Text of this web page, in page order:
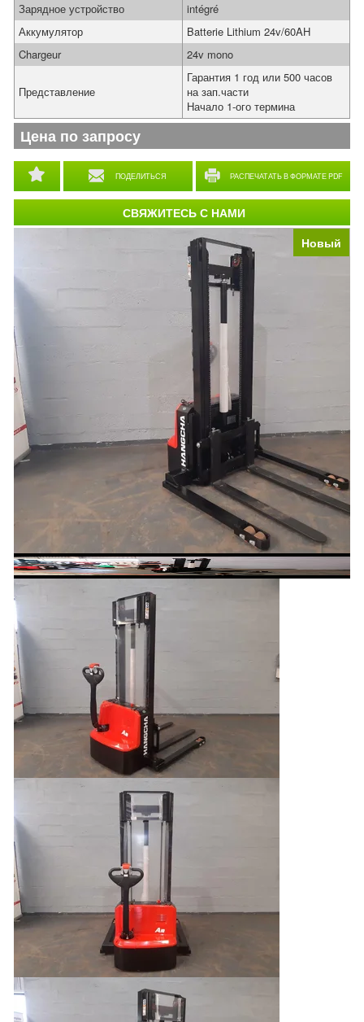
Новый
ПОДЕЛИТЬСЯ РАСПЕЧАТАТЬ В ФОРМАТЕ PDF
Зарядное устройство
intégré
Аккумулятор
Batterie Lithium 24v/60AH
Chargeur
24v mono
Представление
Гарантия 1 год или 500 часов
на зап.части
Начало 1-ого термина
Цена по запросу
СВЯЖИТЕСЬ С НАМИ